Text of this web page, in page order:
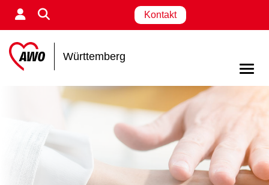
Kontakt
Württemberg